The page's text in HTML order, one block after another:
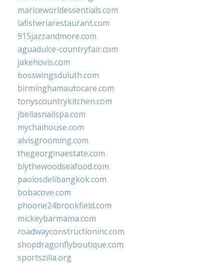
mariceworldessentials.com
lafisheriarestaurant.com
915jazzandmore.com
aguadulce-countryfair.com
jakehovis.com
bosswingsduluth.com
birminghamautocare.com
tonyscountrykitchen.com
jbellasnailspa.com
mychaihouse.com
alvisgrooming.com
thegeorginaestate.com
blythewoodseafood.com
paolosdelibangkok.com
bobacove.com
phoone24brookfield.com
mickeybarmama.com
roadwayconstructioninc.com
shopdragonflyboutique.com
sportszilla.org